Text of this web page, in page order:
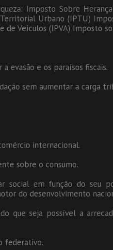
Imposto Sobre
Urbano (IPTU)
Veículos (IPVA) Imposto
evasão e os paraísos fiscais.
sem aumentar a carga
internacional.
sobre o consumo.
social em função do seu
do desenvolvimento
que seja possível a
federativo.